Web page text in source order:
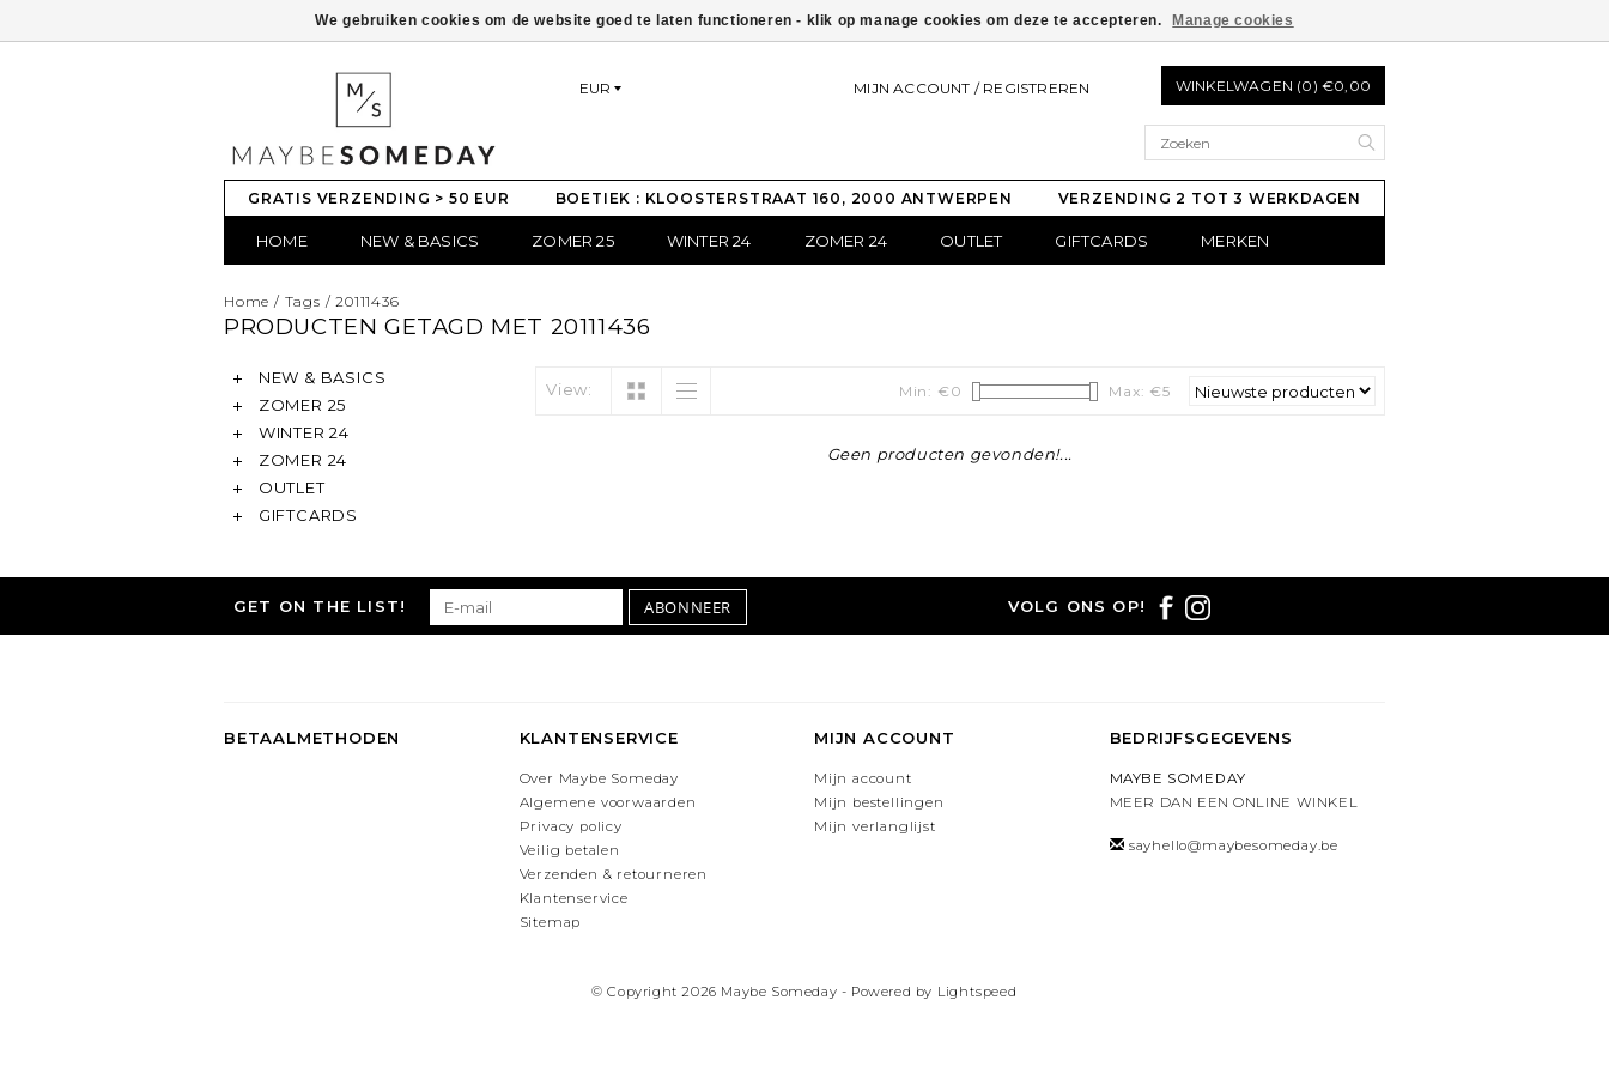
EUR MIJN ACCOUNT / REGISTREREN WINKELWAGEN (0) €0,00
GRATIS VERZENDING > 50 EUR BOETIEK : KLOOSTERSTRAAT 160, 2000 ANTWERPEN VERZENDING 2 TOT 3 WERKDAGEN
HOME NEW & BASICS ZOMER 25 WINTER 24 ZOMER 24 OUTLET GIFTCARDS MERKEN
Home / Tags /20111436
PRODUCTEN GETAGD MET 20111436
NEW & BASICS
ZOMER 25
WINTER 24
ZOMER 24
OUTLET
GIFTCARDS
View: Min: € 0 Max: €5
Geen producten gevonden!...
We gebruiken cookies om de website goed te laten functioneren - klik op manage cookies om deze te accepteren. Manage cookies
GET ON THE LIST! ABONNEER VOLG ONS OP!
BETAALMETHODEN KLANTENSERVICE
Over Maybe Someday
Algemene voorwaarden
Privacy policy
Veilig betalen
Verzenden & retourneren
Klantenservice
Sitemap
MIJN ACCOUNT
Mijn account
Mijn bestellingen
Mijn verlanglijst
BEDRIJFSGEGEVENS
MAYBE SOMEDAY
MEER DAN EEN ONLINE WINKEL
sayhello@maybesomeday.be
© Copyright 2026 Maybe Someday - Powered by Lightspeed